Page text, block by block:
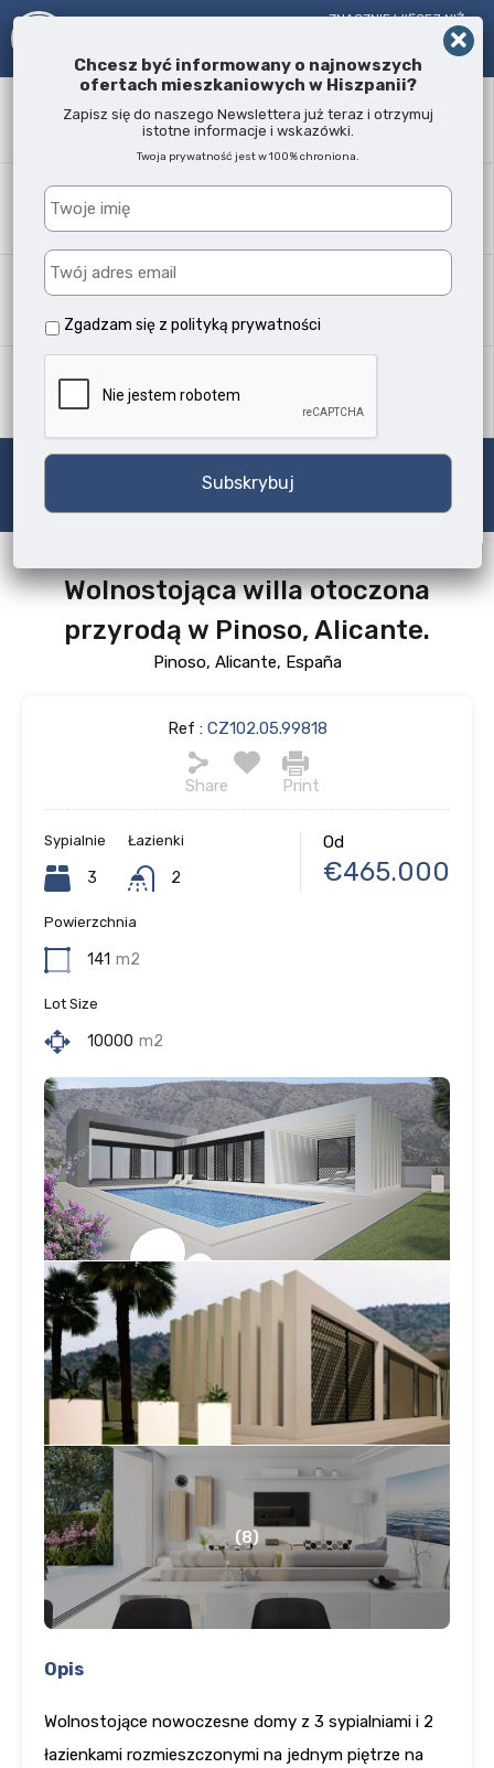
ZNACZNIE WIĘCEJ NIŻ
AGENT NIERUCHOMOŚCI!
Lokalizacja
Każda
Typ nieruchomości
Wszystkie typy
Każda
Szukaj
Wolnostojąca willa otoczona
przyrodą w Pinoso, Alicante.
Pinoso, Alicante, España
Ref :CZ102.05.99818
Share Print
Od
€465.000
Sypialnie
3
Łazienki
2
Powierzchnia
141 m2
Lot Size
10000 m2
(8)
Opis
Wolnostojące nowoczesne domy z 3 sypialniami i 2
łazienkami rozmieszczonymi na jednym piętrze na
Chcesz być informowany o najnowszych
ofertach mieszkaniowych w Hiszpanii?
Zapisz się do naszego Newslettera już teraz i otrzymuj
istotne informacje i wskazówki.
Twoja prywatność jest w 100% chroniona.
Zgadzam się zpolityką prywatności